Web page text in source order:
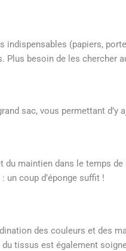
(papiers,
besoin de les chercher
sac, vous permettant d’y
maintien dans le temps
un coup d’éponge suffit !
des couleurs et des
tissus est également